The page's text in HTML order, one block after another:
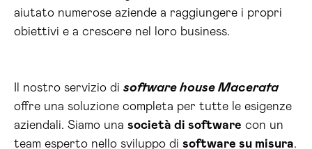
aiutato numerose aziende a raggiungere i propri
obiettivi e a crescere nel loro business.
Il nostro servizio di software house Macerata
offre una soluzione completa per tutte le esigenze
aziendali. Siamo una società di software con un
team esperto nello sviluppo di software su misura.